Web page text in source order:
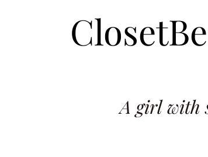
A girl with